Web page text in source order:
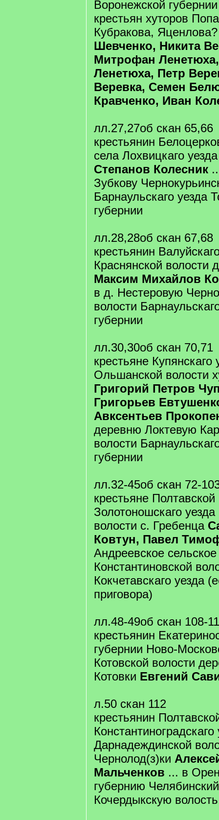
Воронежской
крестьян хуторов
Кубракова,
Шевченко, Никита
Митрофан
Ленетюха, Петр
Веревка, Семен
Кравченко, Иван
лл.27,27об скан 65,66
крестьянин
села Лохвицкаго
Степанов Колесник
Зубкову
Барнаульскаго уезда
губернии
лл.28,28об скан 67,68
крестьянин
Краснянской волости
Максим Михайлов
в д. Нестеровую
волости
губернии
лл.30,30об скан 70,71
крестьяне Купянскаго
Ольшанской волости
Григорий Петров
Григорьев
Авксентьев
деревню Локтевую
волости
губернии
лл.32-45об скан 72-
крестьяне Полтавской
Золотоношскаго
волости с. Гребенца
Ковтун, Павел
Андреевское
Константиновской
Кокчетавскаго уезда
приговора)
лл.48-49об скан 108-
крестьянин
губернии Ново-
Котовской волости
Котовки Евгений
л.50 скан 112
крестьянин
Константиноградскаго
Дарнадеждинской
Чернолод(з)ки
Мальченков ... в
губернию
Кочердыкскую